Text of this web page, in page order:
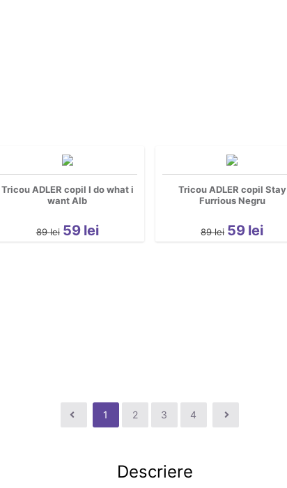
Tricou ADLER copil I do what i
want Alb
89 lei 59 lei
Tricou ADLER copil Stay
Furrious Negru
89 lei 59 lei
1 2 3 4
Descriere